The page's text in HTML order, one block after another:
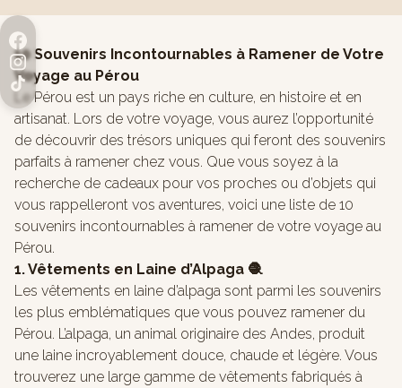
10 Souvenirs Incontournables à Ramener de Votre
Voyage au Pérou
Le Pérou est un pays riche en culture, en histoire et en
artisanat. Lors de votre voyage, vous aurez l’opportunité
de découvrir des trésors uniques qui feront des souvenirs
parfaits à ramener chez vous. Que vous soyez à la
recherche de cadeaux pour vos proches ou d’objets qui
vous rappelleront vos aventures, voici une liste de 10
souvenirs incontournables à ramener de votre voyage au
Pérou.
1. Vêtements en Laine d’Alpaga 🧶
Les vêtements en laine d’alpaga sont parmi les souvenirs
les plus emblématiques que vous pouvez ramener du
Pérou. L’alpaga, un animal originaire des Andes, produit
une laine incroyablement douce, chaude et légère. Vous
trouverez une large gamme de vêtements fabriqués à